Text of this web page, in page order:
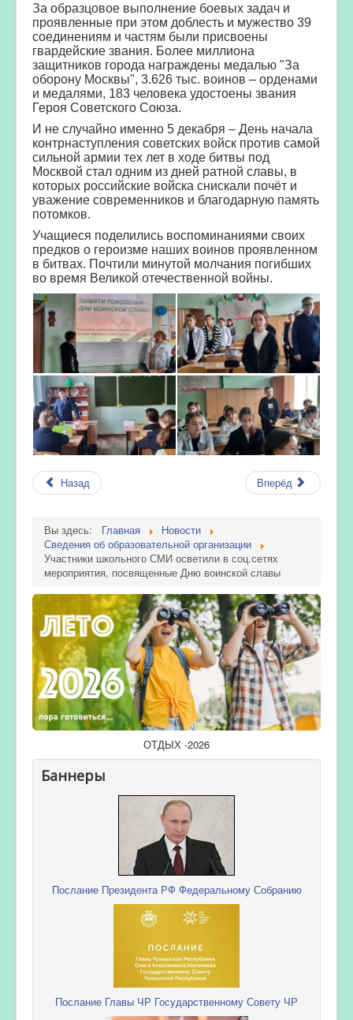
За образцовое выполнение боевых задач и
проявленные при этом доблесть и мужество 39
соединениям и частям были присвоены
гвардейские звания. Более миллиона
защитников города награждены медалью "За
оборону Москвы", 3.626 тыс. воинов – орденами
и медалями, 183 человека удостоены звания
Героя Советского Союза.
И не случайно именно 5 декабря – День начала
контрнаступления советских войск против самой
сильной армии тех лет в ходе битвы под
Москвой стал одним из дней ратной славы, в
которых российские войска снискали почёт и
уважение современников и благодарную память
потомков.
Учащиеся поделились воспоминаниями своих
предков о героизме наших воинов проявленном
в битвах. Почтили минутой молчания погибших
во время Великой отечественной войны.
Назад Вперёд
Вы здесь: Главная
Новости
Сведения об образовательной организации
Участники школьного СМИ осветили в соц.сетях
мероприятия, посвященные Дню воинской славы
ОТДЫХ -2026
Баннеры
Послание Президента РФ Федеральному Собранию
Послание Главы ЧР Государственному Совету ЧР